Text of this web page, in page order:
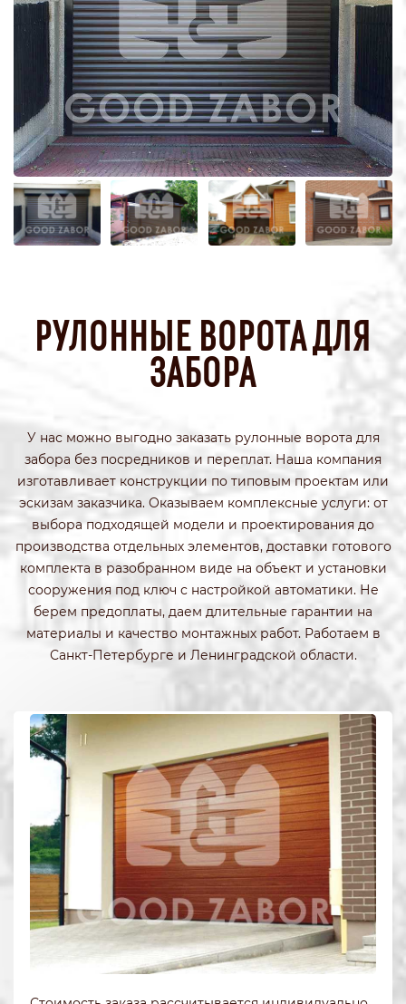
РУЛОННЫЕ ВОРОТА ДЛЯ
ЗАБОРА
У нас можно выгодно заказать рулонные ворота для
забора без посредников и переплат. Наша компания
изготавливает конструкции по типовым проектам или
эскизам заказчика. Оказываем комплексные услуги: от
выбора подходящей модели и проектирования до
производства отдельных элементов, доставки готового
комплекта в разобранном виде на объект и установки
сооружения под ключ с настройкой автоматики. Не
берем предоплаты, даем длительные гарантии на
материалы и качество монтажных работ. Работаем в
Санкт-Петербурге и Ленинградской области.